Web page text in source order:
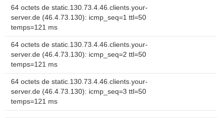
64 octets de static.130.73.4.46.clients.your-
server.de (46.4.73.130): icmp_seq=1 ttl=50
temps=121 ms
64 octets de static.130.73.4.46.clients.your-
server.de (46.4.73.130): icmp_seq=2 ttl=50
temps=121 ms
64 octets de static.130.73.4.46.clients.your-
server.de (46.4.73.130): icmp_seq=3 ttl=50
temps=121 ms